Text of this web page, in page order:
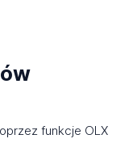
funkcje OLX